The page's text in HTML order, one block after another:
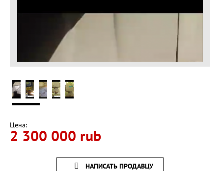
Цена:
2 300 000 rub
НАПИСАТЬ ПРОДАВЦУ